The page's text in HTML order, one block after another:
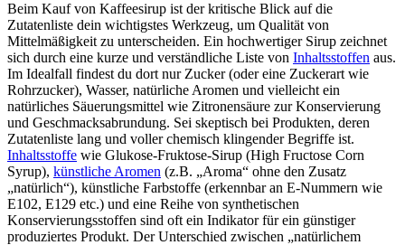
Beim Kauf von Kaffeesirup ist der kritische Blick auf die
Zutatenliste dein wichtigstes Werkzeug, um Qualität von
Mittelmäßigkeit zu unterscheiden. Ein hochwertiger Sirup zeichnet
sich durch eine kurze und verständliche Liste von Inhaltsstoffen aus.
Im Idealfall findest du dort nur Zucker (oder eine Zuckerart wie
Rohrzucker), Wasser, natürliche Aromen und vielleicht ein
natürliches Säuerungsmittel wie Zitronensäure zur Konservierung
und Geschmacksabrundung. Sei skeptisch bei Produkten, deren
Zutatenliste lang und voller chemisch klingender Begriffe ist.
Inhaltsstoffe wie Glukose-Fruktose-Sirup (High Fructose Corn
Syrup), künstliche Aromen (z.B. „Aroma“ ohne den Zusatz
„natürlich“), künstliche Farbstoffe (erkennbar an E-Nummern wie
E102, E129 etc.) und eine Reihe von synthetischen
Konservierungsstoffen sind oft ein Indikator für ein günstiger
produziertes Produkt. Der Unterschied zwischen „natürlichem